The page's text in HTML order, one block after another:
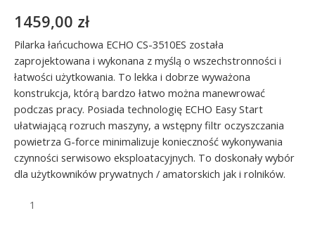
1459,00 zł
Pilarka łańcuchowa ECHO CS-3510ES została
zaprojektowana i wykonana z myślą o wszechstronności i
łatwości użytkowania. To lekka i dobrze wyważona
konstrukcja, którą bardzo łatwo można manewrować
podczas pracy. Posiada technologię ECHO Easy Start
ułatwiającą rozruch maszyny, a wstępny filtr oczyszczania
powietrza G-force minimalizuje konieczność wykonywania
czynności serwisowo eksploatacyjnych. To doskonały wybór
dla użytkowników prywatnych / amatorskich jak i rolników.